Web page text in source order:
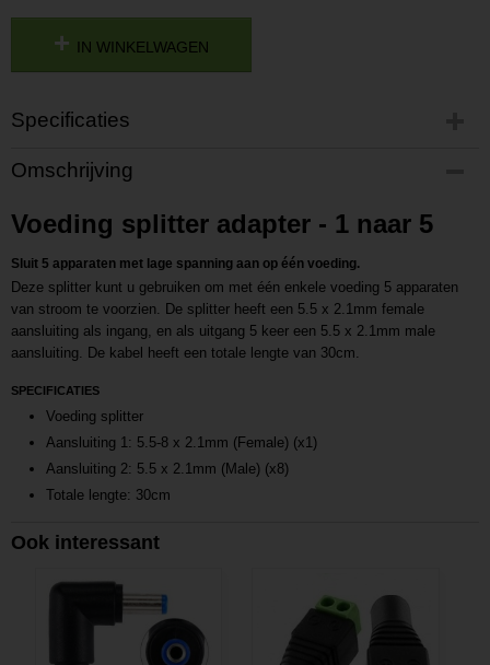
IN WINKELWAGEN
Specificaties
Productcode
P202408191700
L202408191700
Omschrijving
Voeding splitter adapter - 1 naar 5
Sluit 5 apparaten met lage spanning aan op één voeding.
Deze splitter kunt u gebruiken om met één enkele voeding 5 apparaten
van stroom te voorzien. De splitter heeft een 5.5 x 2.1mm female
aansluiting als ingang, en als uitgang 5 keer een 5.5 x 2.1mm male
aansluiting. De kabel heeft een totale lengte van 30cm.
SPECIFICATIES
Voeding splitter
Aansluiting 1: 5.5-8 x 2.1mm (Female) (x1)
Aansluiting 2: 5.5 x 2.1mm (Male) (x8)
Totale lengte: 30cm
Ook interessant